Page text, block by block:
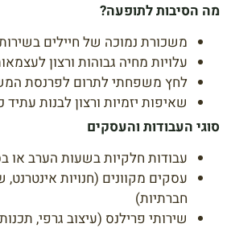
מה הסיבות לתופעה?
משכורת נמוכה של חיילים
עלויות מחיה גבוהות ורצון
לחץ משפחתי לתרום לפרנסת
שאיפות יזמיות ורצון לבנות עתיד
סוגי העבודות והעסקים
עבודות חלקיות בשעות הערב או
עסקים מקוונים (חנויות
חברתיות)
שירותי פרילנס (עיצוב גרפי,